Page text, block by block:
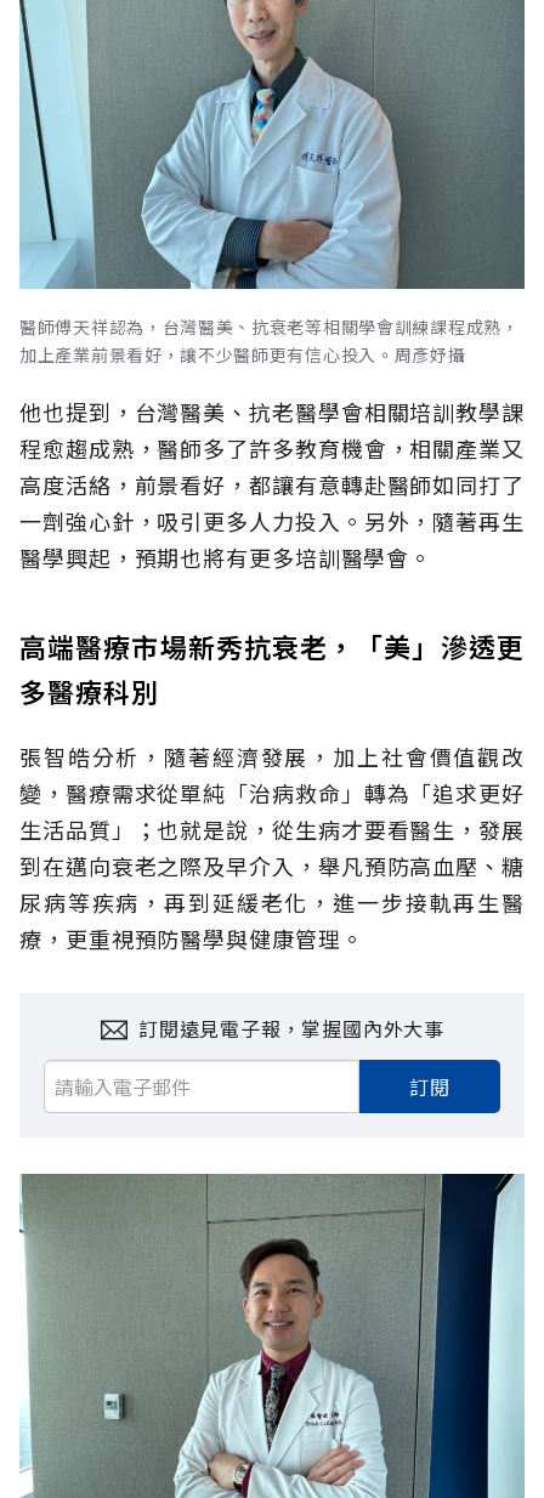
醫師傅天祥認為，台灣醫美、抗衰老等相關學會訓練課程成熟，
加上產業前景看好，讓不少醫師更有信心投入。周彥妤攝
他也提到，台灣醫美、抗老醫學會相關培訓教學課
程愈趨成熟，醫師多了許多教育機會，相關產業又
高度活絡，前景看好，都讓有意轉赴醫師如同打了
一劑強心針，吸引更多人力投入。另外，隨著再生
醫學興起，預期也將有更多培訓醫學會。
高端醫療市場新秀抗衰老，「美」滲透更
多醫療科別
張智皓分析，隨著經濟發展，加上社會價值觀改
變，醫療需求從單純「治病救命」轉為「追求更好
生活品質」；也就是說，從生病才要看醫生，發展
到在邁向衰老之際及早介入，舉凡預防高血壓、糖
尿病等疾病，再到延緩老化，進一步接軌再生醫
療，更重視預防醫學與健康管理。
訂閱遠見電子報，掌握國內外大事
訂閱